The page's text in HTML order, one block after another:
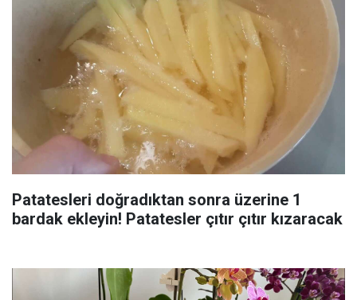
Patatesleri doğradıktan sonra üzerine 1
bardak ekleyin! Patatesler çıtır çıtır kızaracak